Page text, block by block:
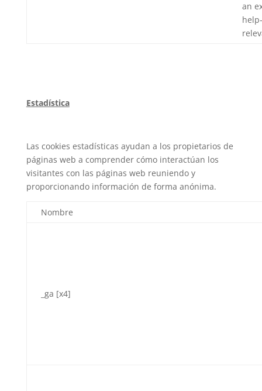
an
Estadística
Las cookies estadísticas ayudan a los propietarios de
páginas web a comprender cómo interactúan los
visitantes con las páginas web reuniendo y
proporcionando información de forma anónima.
Nombre
_ga [x4]